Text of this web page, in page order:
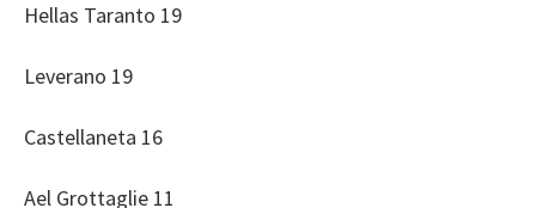
Hellas Taranto 19
Leverano 19
Castellaneta 16
Ael Grottaglie 11